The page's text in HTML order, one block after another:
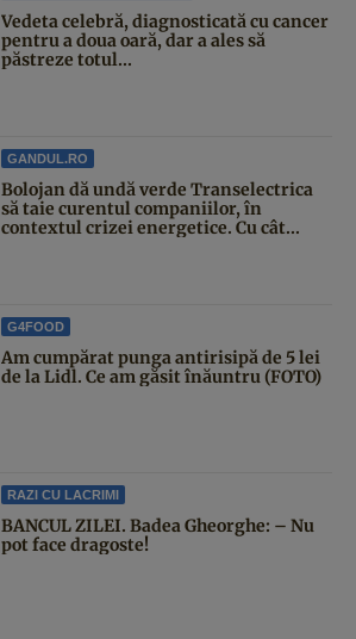
Vedeta celebră, diagnosticată cu cancer
pentru a doua oară, dar a ales să
păstreze totul...
GANDUL.RO
Bolojan dă undă verde Transelectrica
să taie curentul companiilor, în
contextul crizei energetice. Cu cât...
G4FOOD
Am cumpărat punga antirisipă de 5 lei
de la Lidl. Ce am găsit înăuntru (FOTO)
RAZI CU LACRIMI
BANCUL ZILEI. Badea Gheorghe: – Nu
pot face dragoste!